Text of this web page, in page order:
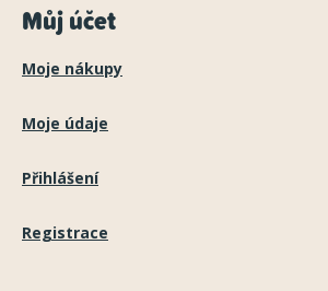
Můj účet
Moje nákupy
Moje údaje
Přihlášení
Registrace